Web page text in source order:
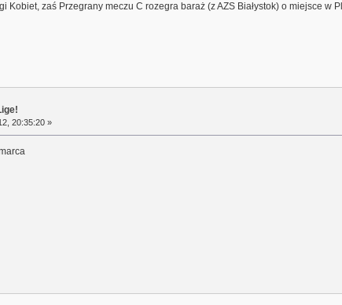
Kobiet, zaś Przegrany meczu C rozegra baraż (z AZS Białystok) o miejsce w
20:35:20 »